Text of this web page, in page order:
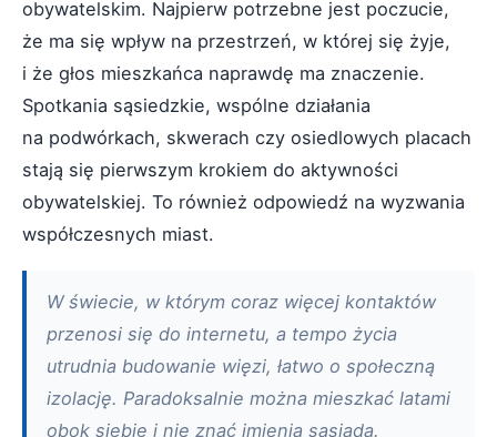
obywatelskim. Najpierw potrzebne jest poczucie,
że ma się wpływ na przestrzeń, w której się żyje,
i że głos mieszkańca naprawdę ma znaczenie.
Spotkania sąsiedzkie, wspólne działania
na podwórkach, skwerach czy osiedlowych placach
stają się pierwszym krokiem do aktywności
obywatelskiej. To również odpowiedź na wyzwania
współczesnych miast.
W świecie, w którym coraz więcej kontaktów
przenosi się do internetu, a tempo życia
utrudnia budowanie więzi, łatwo o społeczną
izolację. Paradoksalnie można mieszkać latami
obok siebie i nie znać imienia sąsiada.